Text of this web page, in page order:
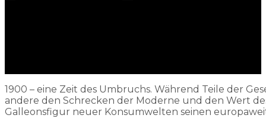
1900 – eine Zeit des Umbruchs. Während Teile der
andere den Schrecken der Moderne und den Wert
Galleonsfigur neuer Konsumwelten seinen